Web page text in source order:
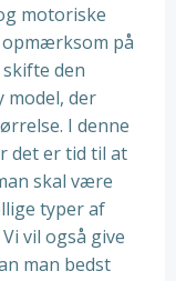
motoriske
på
den
model, der
I denne
det er tid til at
skal være
typer af
vil også give
man bedst